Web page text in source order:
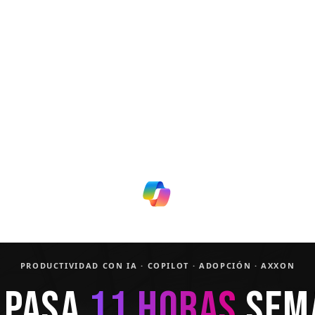
PRODUCTIVIDAD CON IA · COPILOT · ADOPCIÓN · AXXON